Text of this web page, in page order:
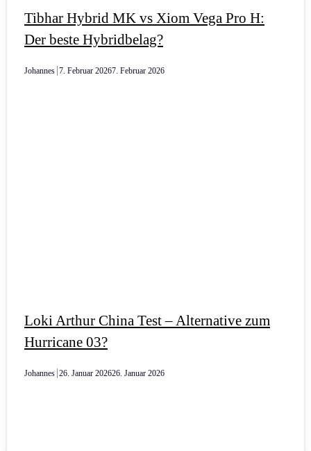
Tibhar Hybrid MK vs Xiom Vega Pro H:
Der beste Hybridbelag?
Johannes 7. Februar 20267. Februar 2026
Loki Arthur China Test – Alternative zum
Hurricane 03?
Johannes 26. Januar 202626. Januar 2026